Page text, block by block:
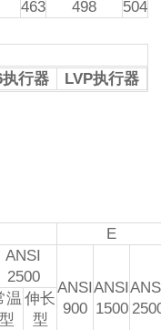
463 498 504
执行器 LVP执行器
E
ANSI
2500
ANSI
900
ANSI
1500
温
型
伸长
型